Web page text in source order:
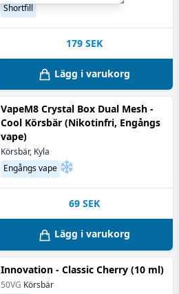
Shortfill
179 SEK
Lägg i varukorg
VapeM8 Crystal Box Dual Mesh -
Cool Körsbär (Nikotinfri, Engångs
vape)
Körsbär, Kyla
Engångs vape
69 SEK
Lägg i varukorg
Innovation - Classic Cherry (10 ml)
50VG Körsbär